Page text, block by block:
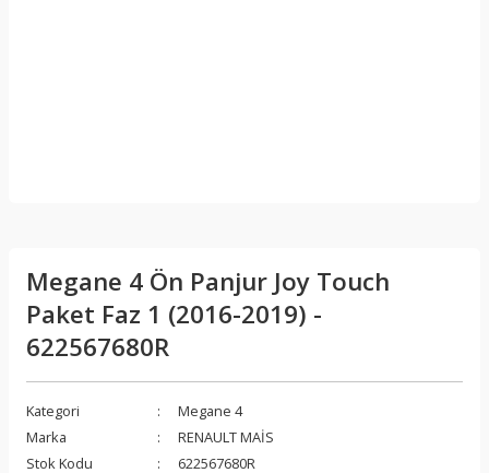
Megane 4 Ön Panjur Joy Touch
Paket Faz 1 (2016-2019) -
622567680R
Kategori
Megane 4
Marka
RENAULT MAİS
Stok Kodu
622567680R